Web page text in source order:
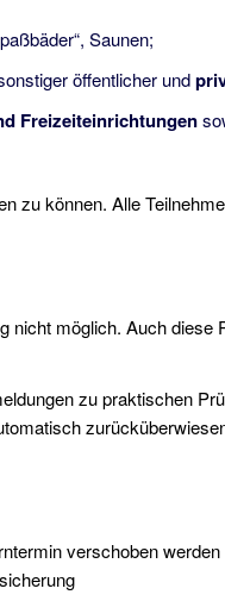
Saunen;
öffentlicher und
Freizeiteinrichtungen
zu können. Alle
möglich. Auch diese
zu praktischen
verschoben werden